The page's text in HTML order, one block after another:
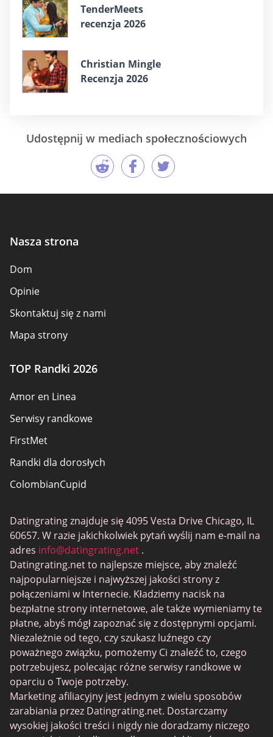
TenderMeets
recenzja 2026
Christian Mingle
Recenzja 2026
Udostępnij w mediach społecznościowych
Nasza strona
Dom
Opinie
Skontaktuj się z nami
Mapa strony
TOP Randki 2026
Amor en Linea
Serwisy randkowe
FirstMet
Randki dla dorosłych
ColombianCupid
MeetMindful
Randki BDSM
BBPeopleMeet
Witryny Sugar Daddy
JPeopleMeet
Trans Dating
Senior serwisy randkowe
MyLOL
Gejowskie Randki
Randki dla lesbijek
Datingrating znajduje się 4095 Vesta Drive Chicago, IL
60657. W razie jakichkolwiek pytań wyślij nam e-mail na
adres info@datingrating.net .
Datingrating.net to najlepsze miejsce, aby znaleźć
najpopularniejsze i najwyższej jakości strony z
połączeniami w Internecie. Kładziemy nacisk na
bezpłatne strony internetowe, ale także wymieniamy te
płatne, abyś mógł zapoznać się z dostępnymi opcjami.
Niezależnie od tego, czy szukasz luźnego czy
poważnego związku, pomożemy Ci znaleźć to, czego
potrzebujesz, polecając różne serwisy randkowe w
oparciu o Twoje potrzeby.
Marketing afiliacyjny jest jednym z wielu sposobów
zarabiania przez Datingrating.net. Dostarczamy
wysokiej jakości treści i nigdy nie doradzamy niczego